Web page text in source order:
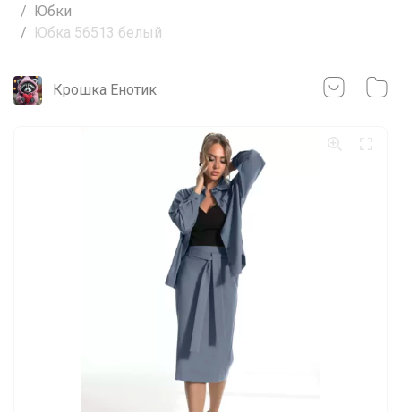
Юбки
Юбка 56513 белый
Крошка Енотик